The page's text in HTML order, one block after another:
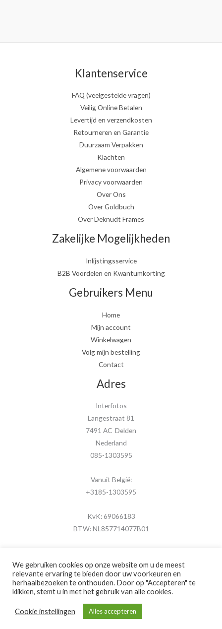
Klantenservice
FAQ (veelgestelde vragen)
Veilig Online Betalen
Levertijd en verzendkosten
Retourneren en Garantie
Duurzaam Verpakken
Klachten
Algemene voorwaarden
Privacy voorwaarden
Over Ons
Over Goldbuch
Over Deknudt Frames
Zakelijke Mogelijkheden
Inlijstingsservice
B2B Voordelen en Kwantumkorting
Gebruikers Menu
Home
Mijn account
Winkelwagen
Volg mijn bestelling
Contact
Adres
Interfotos
Langestraat 81
7491 AC Delden
Nederland
085-1303595
Vanuit België:
+3185-1303595
KvK: 69066183
BTW: NL857714077B01
Copyright © 2026 MijnFotolijstje.nl
Powered by Brouwer Digitaal
We gebruiken cookies op onze website om u de meest
relevante ervaring te bieden door uw voorkeuren en
herhaalbezoeken te onthouden. Door op "Accepteren" te
klikken, stemt u in met het gebruik van alle cookies.
Cookie instellingen Alles accepteren